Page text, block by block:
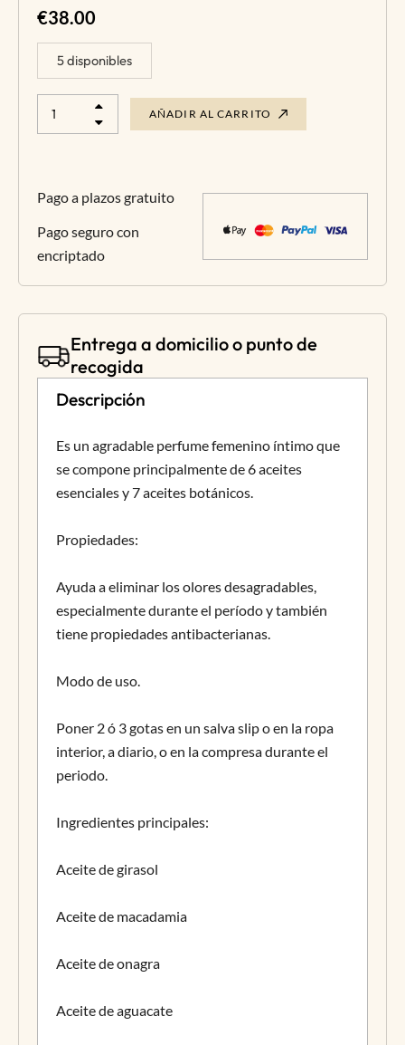
€38.00
5 disponibles
AÑADIR AL CARRITO
Pago a plazos gratuito
Pago seguro con
encriptado
Entrega a domicilio o punto de
recogida
Descripción
Es un agradable perfume femenino íntimo que
se compone principalmente de 6 aceites
esenciales y 7 aceites botánicos.
Propiedades:
Ayuda a eliminar los olores desagradables,
especialmente durante el período y también
tiene propiedades antibacterianas.
Modo de uso.
Poner 2 ó 3 gotas en un salva slip o en la ropa
interior, a diario, o en la compresa durante el
periodo.
Ingredientes principales:
Aceite de girasol
Aceite de macadamia
Aceite de onagra
Aceite de aguacate